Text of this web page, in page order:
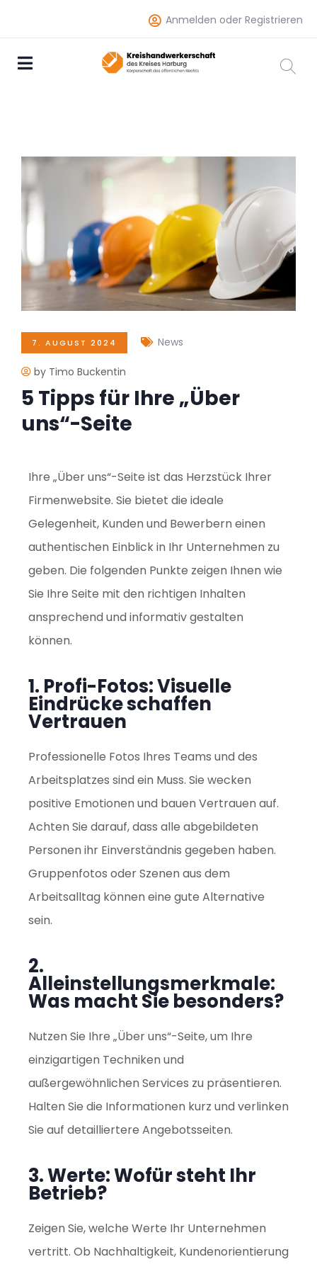
Anmelden oder Registrieren
7. AUGUST 2024 News
by Timo Buckentin
5 Tipps für Ihre „Über
uns“-Seite
Ihre „Über uns“-Seite ist das Herzstück Ihrer
Firmenwebsite. Sie bietet die ideale
Gelegenheit, Kunden und Bewerbern einen
authentischen Einblick in Ihr Unternehmen zu
geben. Die folgenden Punkte zeigen Ihnen wie
Sie Ihre Seite mit den richtigen Inhalten
ansprechend und informativ gestalten
können.
1. Profi-Fotos: Visuelle
Eindrücke schaffen
Vertrauen
Professionelle Fotos Ihres Teams und des
Arbeitsplatzes sind ein Muss. Sie wecken
positive Emotionen und bauen Vertrauen auf.
Achten Sie darauf, dass alle abgebildeten
Personen ihr Einverständnis gegeben haben.
Gruppenfotos oder Szenen aus dem
Arbeitsalltag können eine gute Alternative
sein.
2.
Alleinstellungsmerkmale:
Was macht Sie besonders?
Nutzen Sie Ihre „Über uns“-Seite, um Ihre
einzigartigen Techniken und
außergewöhnlichen Services zu präsentieren.
Halten Sie die Informationen kurz und verlinken
Sie auf detailliertere Angebotsseiten.
3. Werte: Wofür steht Ihr
Betrieb?
Zeigen Sie, welche Werte Ihr Unternehmen
vertritt. Ob Nachhaltigkeit, Kundenorientierung